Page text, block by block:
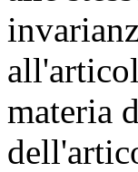
materia